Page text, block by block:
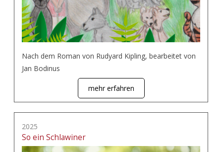
Nach dem Roman von Rudyard Kipling, bearbeitet von
Jan Bodinus
mehr erfahren
2025
So ein Schlawiner